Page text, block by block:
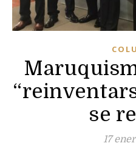
se
17